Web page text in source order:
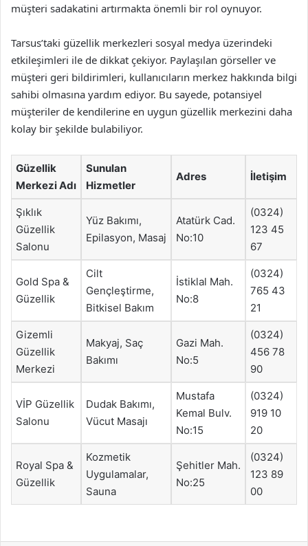
müşteri sadakatini artırmakta önemli bir rol oynuyor.
Tarsus’taki güzellik merkezleri sosyal medya üzerindeki
etkileşimleri ile de dikkat çekiyor. Paylaşılan görseller ve
müşteri geri bildirimleri, kullanıcıların merkez hakkında bilgi
sahibi olmasına yardım ediyor. Bu sayede, potansiyel
müşteriler de kendilerine en uygun güzellik merkezini daha
kolay bir şekilde bulabiliyor.
Güzellik
Merkezi Adı
Sunulan
Hizmetler
Adres İletişim
Şıklık
Güzellik
Salonu
Yüz Bakımı,
Epilasyon, Masaj
Atatürk Cad.
No:10
(0324)
123 45
67
Gold Spa &
Güzellik
Cilt
Gençleştirme,
Bitkisel Bakım
İstiklal Mah.
No:8
(0324)
765 43
21
Gizemli
Güzellik
Merkezi
Makyaj, Saç
Bakımı
Gazi Mah.
No:5
(0324)
456 78
90
VİP Güzellik
Salonu
Dudak Bakımı,
Vücut Masajı
Mustafa
Kemal Bulv.
No:15
(0324)
919 10
20
Royal Spa &
Güzellik
Kozmetik
Uygulamalar,
Sauna
Şehitler Mah.
No:25
(0324)
123 89
00